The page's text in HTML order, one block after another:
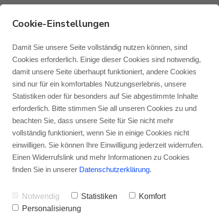
Monitor Audio
Monitor Audio Custom Install
Roksan
Blok
Blog Monitor Audio
Blog Roksan
Blog Blok
67071 Ludwigshafen -
Hirsch + Ille
Hirsch + Ille - Wo Ihre Ideen
Wirklichkeit werden
Bei Hirsch + Ille in Ludwigshafen findet der
HiFi- und Heimkinobegeisterte alles, was
Anlagen bis hin zum ausgewachsenen
Heimkinosystem inklusive Beamer,
Cookie-Einstellungen
Damit Sie unsere Seite vollständig nutzen können, sind
Cookies erforderlich. Einige dieser Cookies sind notwendig,
damit unsere Seite überhaupt funktioniert, andere Cookies
sind nur für ein komfortables Nutzungserlebnis, unsere
Statistiken oder für besonders auf Sie abgestimmte Inhalte
erforderlich. Bitte stimmen Sie all unseren Cookies zu und
beachten Sie, dass unsere Seite für Sie nicht mehr
vollständig funktioniert, wenn Sie in einige Cookies nicht
einwilligen. Sie können Ihre Einwilligung jederzeit widerrufen.
Einen Widerrufslink und mehr Informationen zu Cookies
finden Sie in unserer Datenschutzerklärung.
Notwendig Statistiken
Komfort
Personalisierung